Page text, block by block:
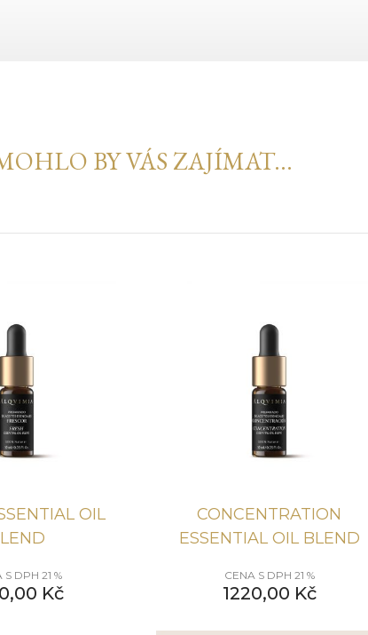
BY VÁS ZAJÍMAT...
OIL
S DPH 21 %
Kč
CONCENTRATION
ESSENTIAL OIL BLEND
CENA S DPH 21 %
1220,00 Kč